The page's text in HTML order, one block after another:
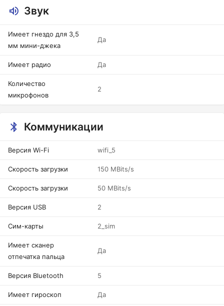
Звук
Имеет гнездо для 3,5
мм мини-джека
Да
Имеет радио Да
Количество
микрофонов
2
Коммуникации
Версия Wi-Fi wifi_5
Скорость загрузки 150 MBits/s
Скорость загрузки 50 MBits/s
Версия USB 2
Сим-карты 2_sim
Имеет сканер
отпечатка пальца
Да
Версия Bluetooth 5
Имеет гироскоп Да